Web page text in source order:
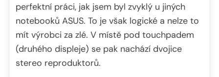
perfektní práci, jak jsem byl zvyklý u jiných
notebooků ASUS. To je však logické a nelze to
mít výrobci za zlé. V místě pod touchpadem
(druhého displeje) se pak nachází dvojice
stereo reproduktorů.